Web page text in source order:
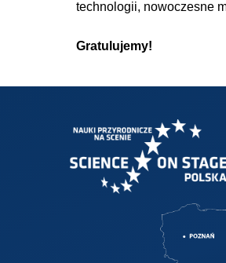
technologii, nowoczesne
Gratulujemy!